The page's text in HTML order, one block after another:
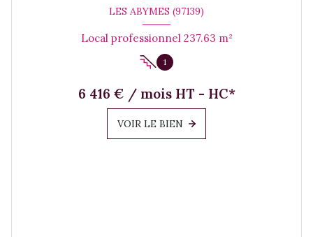
LES ABYMES (97139)
Local professionnel 237.63 m²
1
6 416 € / mois HT - HC*
VOIR LE BIEN